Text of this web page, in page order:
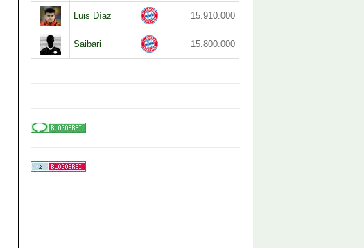
Luis Díaz 15.910.000
Saibari 15.800.000